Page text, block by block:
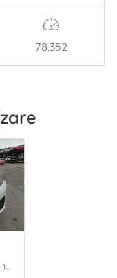
78.352
108, Hatchback, 2014 1.0 12V VVT-i